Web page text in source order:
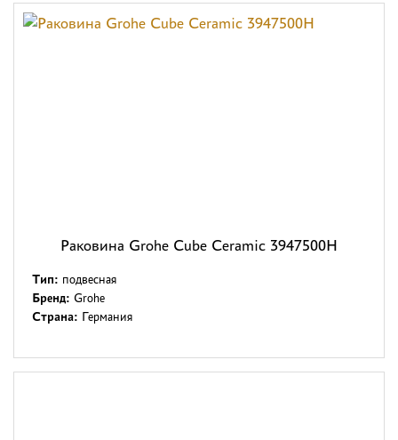
Раковина Grohe Cube Ceramic 3947500H
Тип: подвесная
Бренд: Grohe
Страна: Германия